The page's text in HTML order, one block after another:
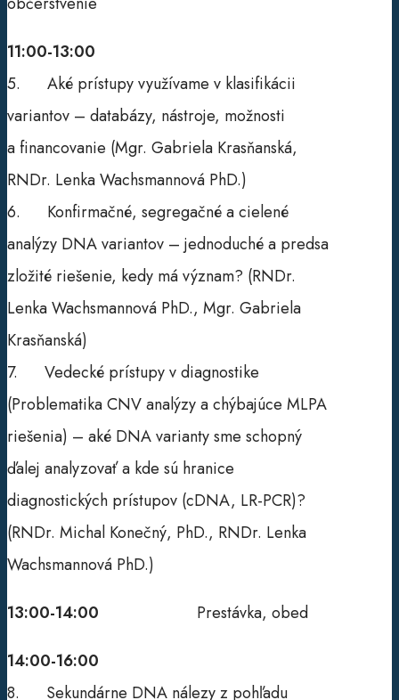
11:00-13:00
5. Aké prístupy využívame v klasifikácii
variantov – databázy, nástroje, možnosti
a financovanie (Mgr. Gabriela Krasňanská,
RNDr. Lenka Wachsmannová PhD.)
6. Konfirmačné, segregačné a cielené
analýzy DNA variantov – jednoduché a predsa
zložité riešenie, kedy má význam? (RNDr.
Lenka Wachsmannová PhD., Mgr. Gabriela
Krasňanská)
7. Vedecké prístupy v diagnostike
(Problematika CNV analýzy a chýbajúce MLPA
riešenia) – aké DNA varianty sme schopný
ďalej analyzovať a kde sú hranice
diagnostických prístupov (cDNA, LR-PCR)?
(RNDr. Michal Konečný, PhD., RNDr. Lenka
Wachsmannová PhD.)
13:00-14:00 Prestávka, obed
14:00-16:00
8. Sekundárne DNA nálezy z pohľadu